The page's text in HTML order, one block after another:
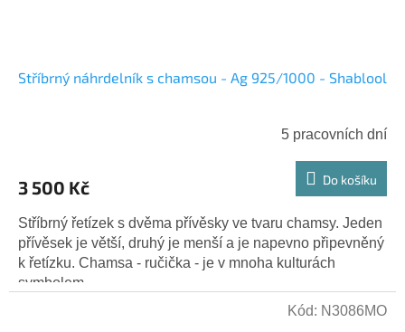
Stříbrný náhrdelník s chamsou - Ag 925/1000 - Shablool
5 pracovních dní
3 500 Kč Do košíku
Stříbrný řetízek s dvěma přívěsky ve tvaru chamsy. Jeden
přívěsek je větší, druhý je menší a je napevno připevněný
k řetízku. Chamsa - ručička - je v mnoha kulturách
symbolem...
Kód: N3086MO